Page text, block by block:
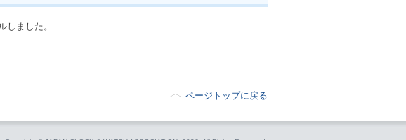
ました。
ページトップに戻る